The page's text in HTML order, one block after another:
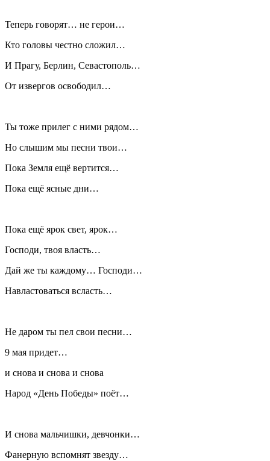
Теперь говорят… не герои…
Кто головы честно сложил…
И Прагу, Берлин, Севастополь…
От извергов освободил…
Ты тоже прилег с ними рядом…
Но слышим мы песни твои…
Пока Земля ещё вертится…
Пока ещё ясные дни…
Пока ещё ярок свет, ярок…
Господи, твоя власть…
Дай же ты каждому… Господи…
Навластоваться всласть…
Не даром ты пел свои песни…
9 мая придет…
и снова и снова и снова
Народ «День Победы» поёт…
И снова мальчишки, девчонки…
Фанерную вспомнят звезду…